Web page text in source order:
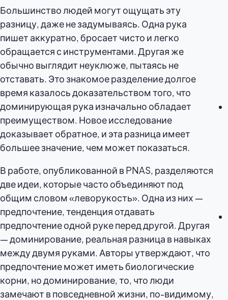
Большинство людей могут ощущать эту
разницу, даже не задумываясь. Одна рука
пишет аккуратно, бросает чисто и легко
обращается с инструментами. Другая же
обычно выглядит неуклюже, пытаясь не
отставать. Это знакомое разделение долгое
время казалось доказательством того, что
доминирующая рука изначально обладает
преимуществом. Новое исследование
доказывает обратное, и эта разница имеет
большее значение, чем может показаться.
В работе, опубликованной в PNAS, разделяются
две идеи, которые часто объединяют под
общим словом «леворукость». Одна из них —
предпочтение, тенденция отдавать
предпочтение одной руке перед другой. Другая
— доминирование, реальная разница в навыках
между двумя руками. Авторы утверждают, что
предпочтение может иметь биологические
корни, но доминирование, то, что люди
замечают в повседневной жизни, по-видимому,